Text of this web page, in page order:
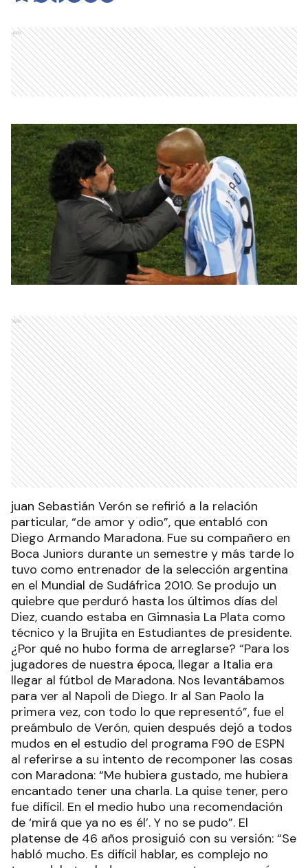
Ads
Ads
juan Sebastián Verón se refirió a la relación
particular, “de amor y odio”, que entabló con
Diego Armando Maradona. Fue su compañero en
Boca Juniors durante un semestre y más tarde lo
tuvo como entrenador de la selección argentina
en el Mundial de Sudáfrica 2010. Se produjo un
quiebre que perduró hasta los últimos días del
Diez, cuando estaba en Gimnasia La Plata como
técnico y la Brujita en Estudiantes de presidente.
¿Por qué no hubo forma de arreglarse? “Para los
jugadores de nuestra época, llegar a Italia era
llegar al fútbol de Maradona. Nos levantábamos
para ver al Napoli de Diego. Ir al San Paolo la
primera vez, con todo lo que representó”, fue el
preámbulo de Verón, quien después dejó a todos
mudos en el estudio del programa F90 de ESPN
al referirse a su intento de recomponer las cosas
con Maradona: “Me hubiera gustado, me hubiera
encantado tener una charla. La quise tener, pero
fue difícil. En el medio hubo una recomendación
de ‘mirá que ya no es él’. Y no se pudo”. El
platense de 46 años prosiguió con su versión: “Se
habló mucho. Es difícil hablar, es complejo no